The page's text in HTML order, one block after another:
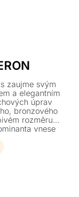
zaujme svým
a elegantním
úprav
bronzového
rozměru
vnese
vizuální hru.